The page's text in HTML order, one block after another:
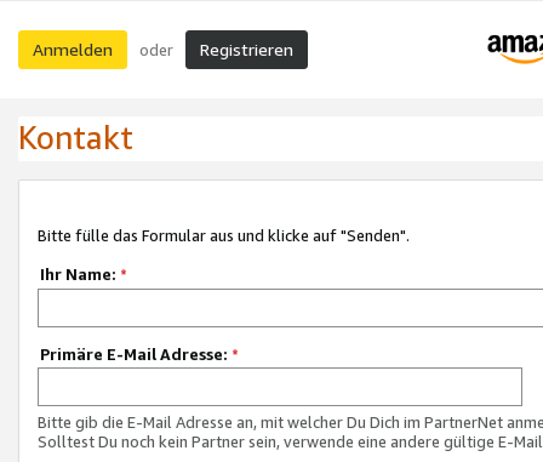
Anmelden oder Registrieren
Kontakt
Bitte fülle das Formular aus und klicke auf "Senden".
Ihr Name: *
Primäre E-Mail Adresse: *
Bitte gib die E-Mail Adresse an, mit welcher Du Dich im PartnerNet
Solltest Du noch kein Partner sein, verwende eine andere gültige E-